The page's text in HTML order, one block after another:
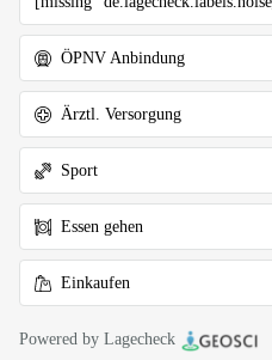
ÖPNV Anbindung
Ärztl. Versorgung
Sport
Essen gehen
Einkaufen
Powered by Lagecheck